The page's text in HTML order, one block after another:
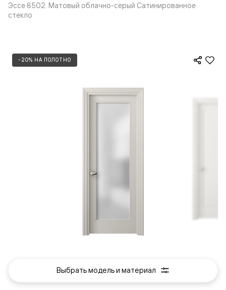
Эссе 8502. Матовый облачно-серый Сатинированное
стекло
-20% НА ПОЛОТНО
Выбрать модель и материал